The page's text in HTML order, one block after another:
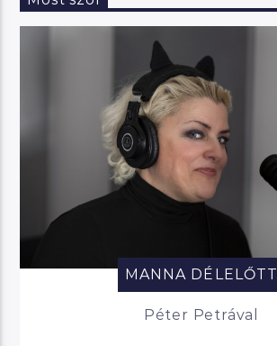
MANNA DÉLELŐTT
Péter Petrával